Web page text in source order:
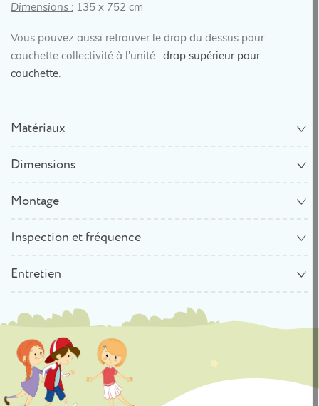
Dimensions : 135 x 752 cm
Vous pouvez aussi retrouver le drap du dessus pour
couchette collectivité à l'unité : drap supérieur pour
couchette.
Matériaux
Dimensions
Montage
Inspection et fréquence
Entretien